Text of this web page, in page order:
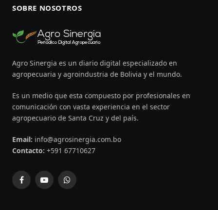
SOBRE NOSOTROS
Agro Sinergia es un diario digital especializado en
agropecuaria y agroindustria de Bolivia y el mundo.
Es un medio que esta compuesto por profesionales en
comunicación con vasta experiencia en el sector
agropecuario de Santa Cruz y del país.
Email: info@agrosinergia.com.bo
Contacto: +591 67710627
FacebookYouTubeWhatsApp